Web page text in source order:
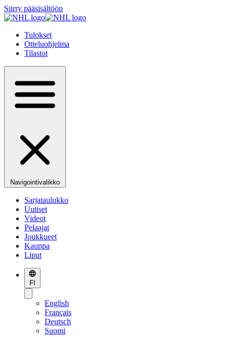
Siirry pääsisältöön
Tulokset
Otteluohjelma
Tilastot
Navigointivalikko
Sarjataulukko
Uutiset
Videot
Pelaajat
Joukkueet
Kauppa
Liput
FI
English
Français
Deutsch
Suomi